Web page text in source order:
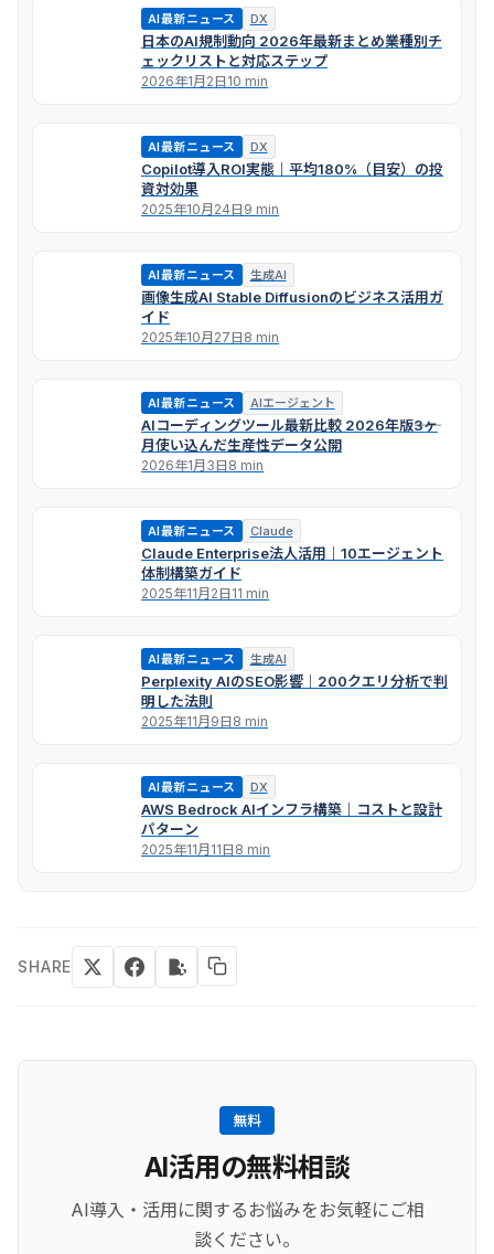
AI最新ニュース DX
日本のAI規制動向 2026年最新まとめ――業種別チ
ェックリストと対応ステップ
2026年1月2日10 min
AI最新ニュース DX
Copilot導入ROI実態｜平均180%（目安）の投
資対効果
2025年10月24日9 min
AI最新ニュース 生成AI
画像生成AI Stable Diffusionのビジネス活用ガ
イド
2025年10月27日8 min
AI最新ニュース AIエージェント
AIコーディングツール最新比較 2026年版――3ヶ
月使い込んだ生産性データ公開
2026年1月3日8 min
AI最新ニュース Claude
Claude Enterprise法人活用｜10エージェント
体制構築ガイド
2025年11月2日11 min
AI最新ニュース 生成AI
Perplexity AIのSEO影響｜200クエリ分析で判
明した法則
2025年11月9日8 min
AI最新ニュース DX
AWS Bedrock AIインフラ構築｜コストと設計
パターン
2025年11月11日8 min
SHARE
無料
AI活用の無料相談
AI導入・活用に関するお悩みをお気軽にご相
談ください。